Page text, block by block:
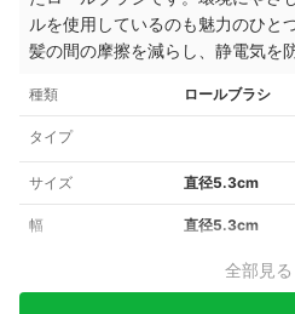
ルを使用しているのも魅力のひと
髪の間の摩擦を減らし、静電気を
種類 ロールブラシ
タイプ
サイズ 直径5.3cm
幅 直径5.3cm
全部見る